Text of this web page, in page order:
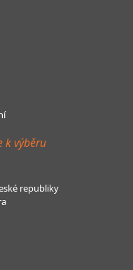
k výběru
republiky